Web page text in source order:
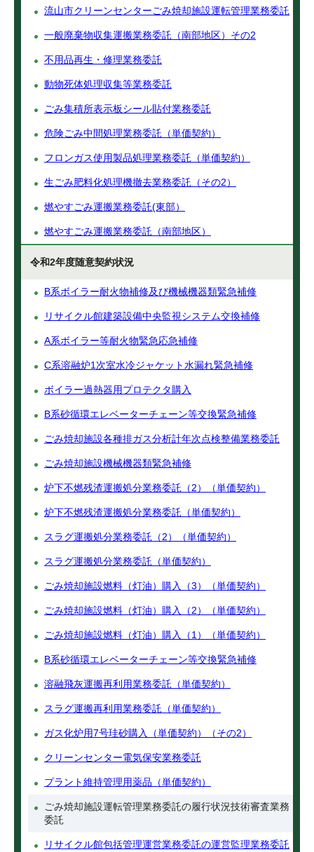
流山市クリーンセンターごみ焼却施設運転管理業務委託
一般廃棄物収集運搬業務委託（南部地区）その2
不用品再生・修理業務委託
動物死体処理収集等業務委託
ごみ集積所表示板シール貼付業務委託
危険ごみ中間処理業務委託（単価契約）
フロンガス使用製品処理業務委託（単価契約）
生ごみ肥料化処理機撤去業務委託（その2）
燃やすごみ運搬業務委託(東部）
燃やすごみ運搬業務委託（南部地区）
令和2年度随意契約状況
B系ボイラー耐火物補修及び機械機器類緊急補修
リサイクル館建築設備中央監視システム交換補修
A系ボイラー等耐火物緊急応急補修
C系溶融炉1次室水冷ジャケット水漏れ緊急補修
ボイラー過熱器用プロテクタ購入
B系砂循環エレベーターチェーン等交換緊急補修
ごみ焼却施設各種排ガス分析計年次点検整備業務委託
ごみ焼却施設機械機器類緊急補修
炉下不燃残渣運搬処分業務委託（2）（単価契約）
炉下不燃残渣運搬処分業務委託（単価契約）
スラグ運搬処分業務委託（2）（単価契約）
スラグ運搬処分業務委託（単価契約）
ごみ焼却施設燃料（灯油）購入（3）（単価契約）
ごみ焼却施設燃料（灯油）購入（2）（単価契約）
ごみ焼却施設燃料（灯油）購入（1）（単価契約）
B系砂循環エレベーターチェーン等交換緊急補修
溶融飛灰運搬再利用業務委託（単価契約）
スラグ運搬再利用業務委託（単価契約）
ガス化炉用7号珪砂購入（単価契約）（その2）
クリーンセンター電気保安業務委託
プラント維持管理用薬品（単価契約）
ごみ焼却施設運転管理業務委託の履行状況技術審査業務
委託
リサイクル館包括管理運営業務委託の運営監理業務委託